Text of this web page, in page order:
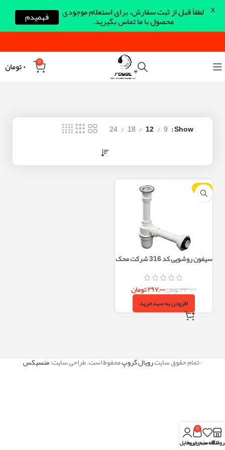
0 ۰تومان
Show
9
12
18
24
-10%
سیفون روشویی کد 316 شرکت محک
۳۳۰,۰۰۰تومان۲۹۷,۰۰۰تومان
افزودن به سبد خرید
©تمام حقوق سایترویال گروپمحفوظ است. طراحی سایت:منسیکس
لطفاً قبل از ثبت سفارش، برای استعلام موجودی
محصول با ما تماس بگیرید. فهمیدم X
علاقه مندی
0
سبد خریدپروفایل